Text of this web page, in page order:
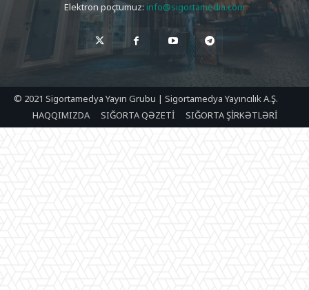
Elektron poçtumuz: info@sigortamedia.com
© 2021 Sigortamedya Yayın Grubu | Sigortamedya Yayıncılık A.Ş.
HAQQIMIZDA
SIĞORTA QƏZETİ SIĞORTA ŞİRKƏTLƏRİ